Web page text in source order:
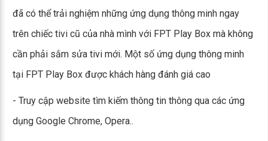
đã có thể trải nghiệm những ứng dụng thông minh ngay
trên chiếc tivi cũ của nhà mình với FPT Play Box mà không
cần phải sắm sửa tivi mới. Một số ứng dụng thông minh
tại FPT Play Box được khách hàng đánh giá cao
- Truy cập website tìm kiếm thông tin thông qua các ứng
dụng Google Chrome, Opera..